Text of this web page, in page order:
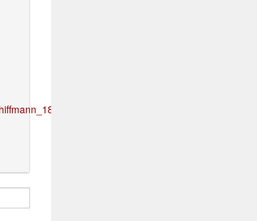
manifest.json